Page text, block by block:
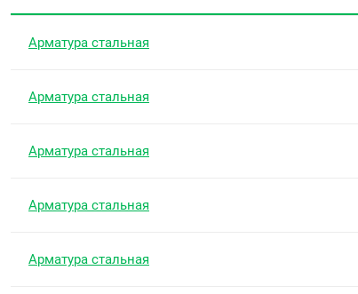
Арматура стальная
Арматура стальная
Арматура стальная
Арматура стальная
Арматура стальная